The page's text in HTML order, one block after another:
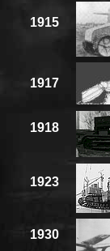
1915
1917
1918
1923
1930